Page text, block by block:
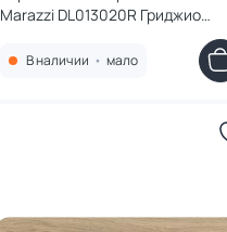
Marazzi DL013020R Гриджио
серый обрезной 119,5x119,5x0,9
В наличии • мало